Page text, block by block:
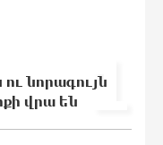
մինչև
ուղերձը
11:54:41 6-08-2026
1
նորագույն
վրա են